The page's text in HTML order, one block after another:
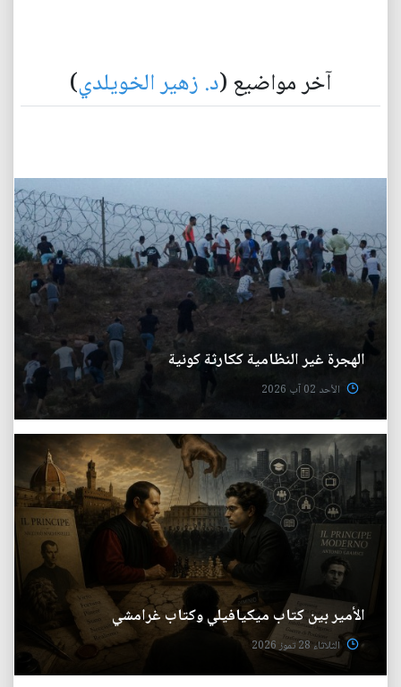
آخر مواضيع (د. زهير الخويلدي)
الهجرة غير النظامية ككارثة كونية
الأحد 02 آب 2026
الأمير بين كتاب ميكيافيلي وكتاب غرامشي
الثلاثاء 28 تموز 2026